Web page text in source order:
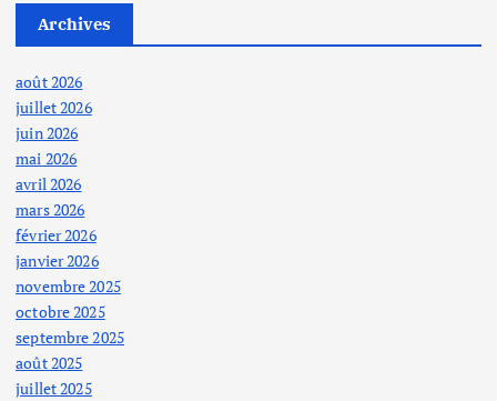
Archives
août 2026
juillet 2026
juin 2026
mai 2026
avril 2026
mars 2026
février 2026
janvier 2026
novembre 2025
octobre 2025
septembre 2025
août 2025
juillet 2025